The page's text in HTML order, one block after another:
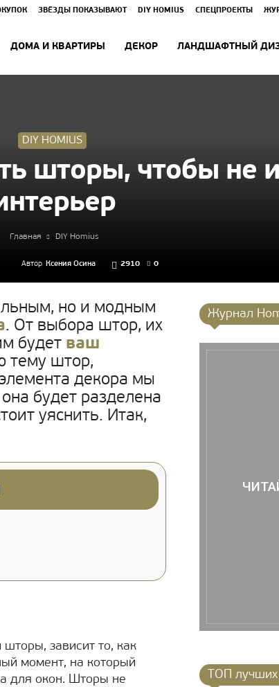
ЗВЁЗДЫ ПОКАЗЫВАЮТ DIY HOMIUS СПЕЦПРОЕКТЫ
ДОМА И КВАРТИРЫ ДЕКОР ЛАНДШАФТНЫЙ
DIY HOMIUS
шторы, чтобы не
Главная DIY Homius
Автор Ксения Осина 2910 0
но и модным
. От выбора штор, их
будет ваш
тему штор,
декора мы
будет разделена
уяснить. Итак,
зависит то, как
момент, на который
для окон. Шторы не
Журнал
ТОП